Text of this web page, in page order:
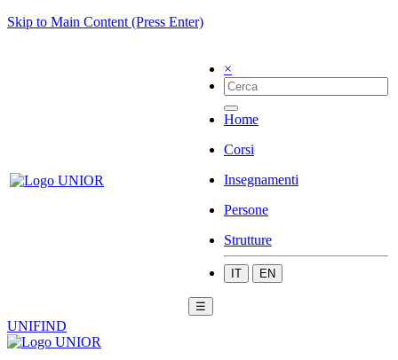
Skip to Main Content (Press Enter)
×
Home
Corsi
Insegnamenti
Persone
Strutture
IT EN
☰
UNIFIND